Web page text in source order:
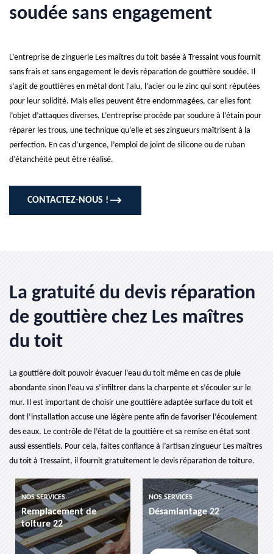
soudée sans engagement
L’entreprise de zinguerie Les maîtres du toit basée à Tressaint vous fournit
sans frais et sans engagement le devis réparation de gouttière soudée. Il
s’agit de gouttières en métal dont l'alu, l’acier ou le zinc qui sont réputées
pour leur solidité. Mais elles peuvent être endommagées, car elles font
l’objet d’attaques diverses. L’entreprise procède par soudure à l’étain pour
réparer les trous, une technique qu’elle et ses zingueurs maîtrisent à la
perfection. En cas d’urgence, l’emploi de joint de silicone ou de ruban
d’étanchéité peut être réalisé.
CONTACTEZ-NOUS !
La gratuité du devis réparation
de gouttière chez Les maîtres
du toit
La gouttière doit pouvoir évacuer l’eau du toit même en cas de pluie
abondante sinon l’eau va s’infiltrer dans la charpente et s’écouler sur le
mur. Il est important de choisir une gouttière adaptée surface du toit et
dont l’installation accuse une légère pente afin de favoriser l’écoulement
des eaux. Le contrôle de l’état de la gouttière et sa remise en état sont
aussi essentiels. Pour cela, faites confiance à l’artisan zingueur Les maîtres
du toit à Tressaint, il fournit gratuitement le devis réparation de toiture.
de
22
NOS SERVICES
Désamiantage 22
NOS